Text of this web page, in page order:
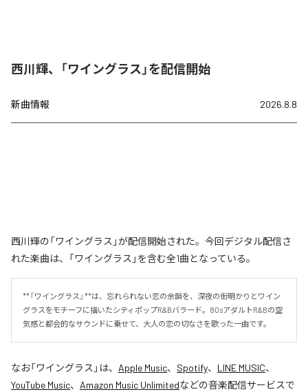
西川輝、「ワイングラス」を配信開始
新曲情報 2026.8.8
西川輝の「ワイングラス」が配信開始された。今回デジタル配信さ
れた楽曲は、「ワイングラス」を含む全1曲となっている。
**『ワイングラス』**は、忘れられない恋の余韻を、深夜の街明かりとワイン
グラスをモチーフに描いたシティポップR&Bバラード。80sアダルトR&Bの空
気感と都会的なサウンドに乗せて、大人の恋の切なさを歌った一曲です。
なお「ワイングラス 」は、 Apple Music、 Spotify、 LINE MUSIC、
YouTube Music、 Amazon Music Unlimitedなどの音楽配信サービスで